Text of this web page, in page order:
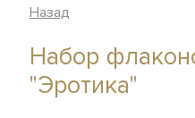
Назад
Набор
"Эротика"